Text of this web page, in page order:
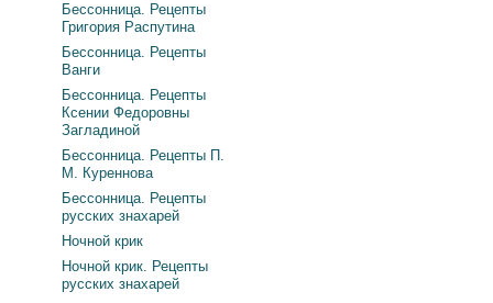
Бессонница. Рецепты
Григория Распутина
Бессонница. Рецепты
Ванги
Бессонница. Рецепты
Ксении Федоровны
Загладиной
Бессонница. Рецепты П.
М. Куреннова
Бессонница. Рецепты
русских знахарей
Ночной крик
Ночной крик. Рецепты
русских знахарей